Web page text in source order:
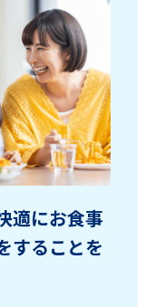
適にお食事
することを